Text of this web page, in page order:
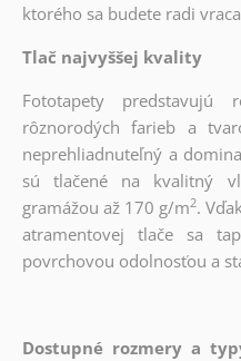
ktorého sa budete radi
Tlač najvyššej kvality
Fototapety predstavujú
rôznorodých farieb a
neprehliadnuteľný a
sú tlačené na kvalitný
gramážou až 170 g/m2.
atramentovej tlače sa
povrchovou odolnosťou a
Dostupné rozmery a